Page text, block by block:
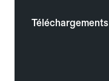
Téléchargements